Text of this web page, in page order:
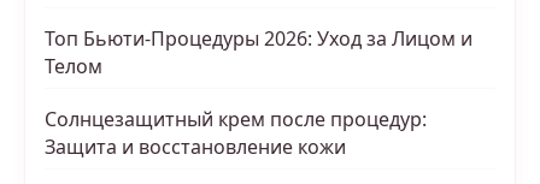
Топ Бьюти-Процедуры 2026: Уход за Лицом и
Телом
Солнцезащитный крем после процедур:
Защита и восстановление кожи